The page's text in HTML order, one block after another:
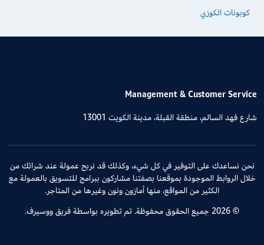
كوبونات الكوزي
Management & Customer Service
شارع فهد السالم، منطقة القبلة، مدينة الكويت 13001
نحن نساعدك على التوفير في كل شيء، وكذلك قد نربح عمولة عند شرائك من
خلال الروابط الموجودة بموقعنا بصفتنا مشاركون ببرامج للتسويق بالعمولة مع
الكثير من المواقع، منها أمازون ونون وغيرها من المتاجر.
© 2026 جميع الحقوق محفوظة. تم تطويره بواسطة فريق ووسيرف.